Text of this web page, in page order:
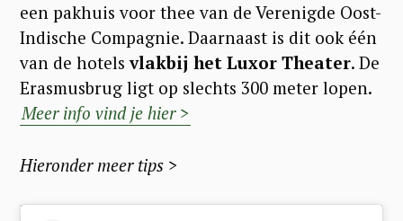
een pakhuis voor thee van de Verenigde Oost-
Indische Compagnie. Daarnaast is dit ook één
van de hotels vlakbij het Luxor Theater. De
Erasmusbrug ligt op slechts 300 meter lopen.
Meer info vind je hier >
Hieronder meer tips >